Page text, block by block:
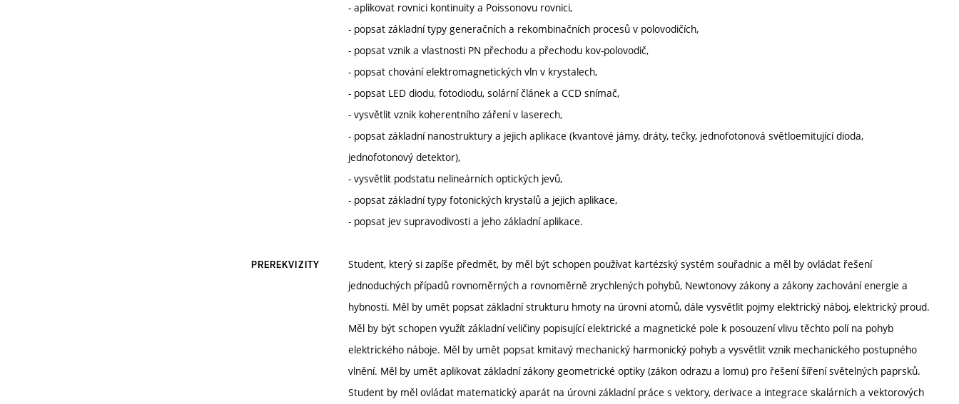
- aplikovat rovnici kontinuity a Poissonovu rovnici,
- popsat základní typy generačních a rekombinačních procesů v polovodičích,
- popsat vznik a vlastnosti PN přechodu a přechodu kov-polovodič,
- popsat chování elektromagnetických vln v krystalech,
- popsat LED diodu, fotodiodu, solární článek a CCD snímač,
- vysvětlit vznik koherentního záření v laserech,
- popsat základní nanostruktury a jejich aplikace (kvantové jámy, dráty, tečky, jednofotonová světloemitující dioda,
jednofotonový detektor),
- vysvětlit podstatu nelineárních optických jevů,
- popsat základní typy fotonických krystalů a jejich aplikace,
- popsat jev supravodivosti a jeho základní aplikace.
PREREKVIZITY
Student, který si zapíše předmět, by měl být schopen používat kartézský systém souřadnic a měl by ovládat řešení
jednoduchých případů rovnoměrných a rovnoměrně zrychlených pohybů, Newtonovy zákony a zákony zachování energie a
hybnosti. Měl by umět popsat základní strukturu hmoty na úrovni atomů, dále vysvětlit pojmy elektrický náboj, elektrický proud.
Měl by být schopen využít základní veličiny popisující elektrické a magnetické pole k posouzení vlivu těchto polí na pohyb
elektrického náboje. Měl by umět popsat kmitavý mechanický harmonický pohyb a vysvětlit vznik mechanického postupného
vlnění. Měl by umět aplikovat základní zákony geometrické optiky (zákon odrazu a lomu) pro řešení šíření světelných paprsků.
Student by měl ovládat matematický aparát na úrovni základní práce s vektory, derivace a integrace skalárních a vektorových